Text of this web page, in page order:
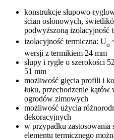
konstrukcje słupowo-
ścian osłonowych,
podwyższoną izolacyjność
izolacyjność termiczna: Uo
wersji z termikiem 24 mm
słupy i rygle o szerokości
51 mm
możliwość gięcia profili i
łuku, przechodzenie
ogrodów zimowych
możliwość użycia
dekoracyjnych
w przypadku zastosowania
elementu termicznego